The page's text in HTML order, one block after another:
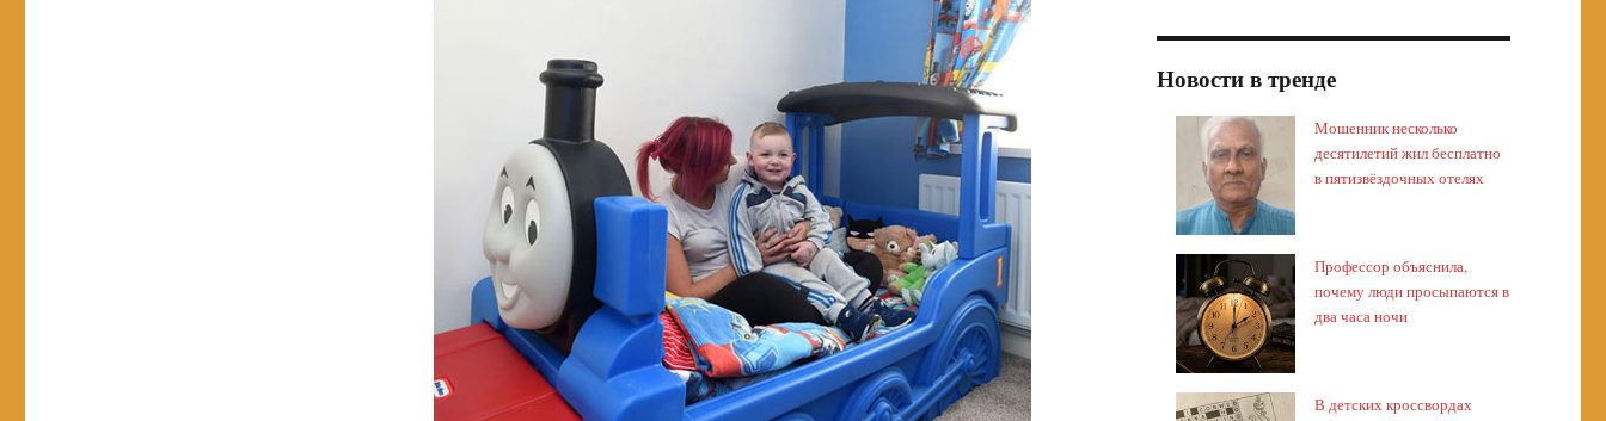
Новости в тренде
Мошенник несколько
десятилетий жил бесплатно
в пятизвёздочных отелях
Профессор объяснила,
почему люди просыпаются в
два часа ночи
В детских кроссвордах